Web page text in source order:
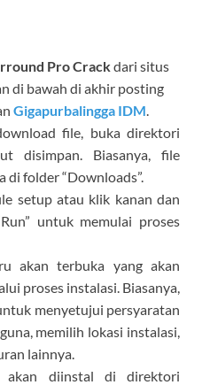
Pro Crackdari situs
di bawah di akhir posting
Gigapurbalingga IDM
file, buka direktori
disimpan. Biasanya, file
di folder “Downloads”.
setup atau klik kanan dan
untuk memulai proses
akan terbuka yang akan
proses instalasi. Biasanya,
menyetujui persyaratan
memilih lokasi instalasi,
lainnya.
akan diinstal di direktori